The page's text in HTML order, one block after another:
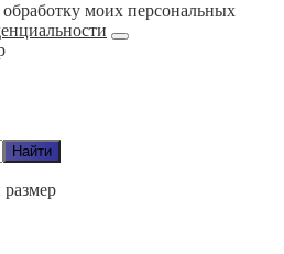
моих персональных